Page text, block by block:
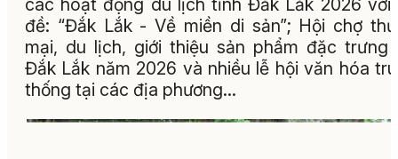
các hoạt động du lịch tỉnh Đắk Lắk 2026 với
đề: “Đắk Lắk - Về miền di sản”; Hội chợ
mại, du lịch, giới thiệu sản phẩm đặc trưng
Đắk Lắk năm 2026 và nhiều lễ hội văn hóa
thống tại các địa phương...